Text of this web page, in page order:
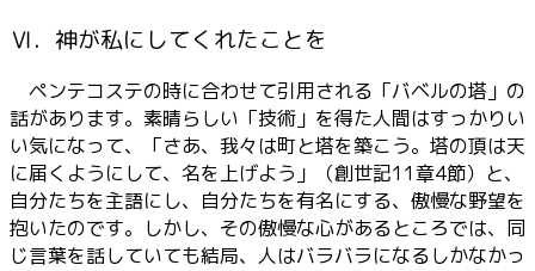
Ⅵ．神が私にしてくれたことを
ペンテコステの時に合わせて引用される「バベルの塔」の
話があります。素晴らしい「技術」を得た人間はすっかりい
い気になって、「さあ、我々は町と塔を築こう。塔の頂は天
に届くようにして、名を上げよう」（創世記11章4節）と、
自分たちを主語にし、自分たちを有名にする、傲慢な野望を
抱いたのです。しかし、その傲慢な心があるところでは、同
じ言葉を話していても結局、人はバラバラになるしかなかっ